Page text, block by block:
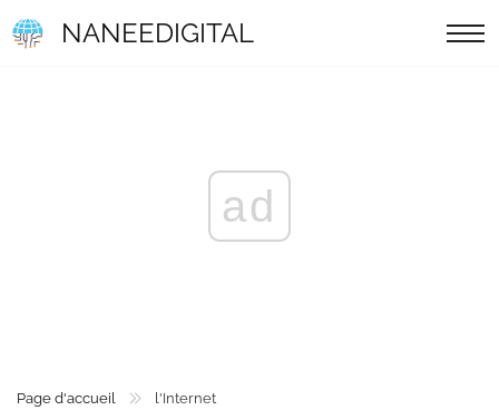
NANEEDIGITAL
ad
Page d'accueil l'Internet